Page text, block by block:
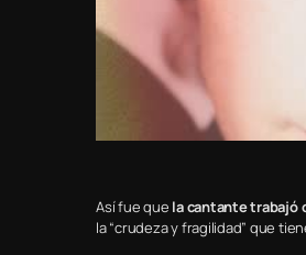
Así fue que la cantante trabajó
la “crudeza y fragilidad” que